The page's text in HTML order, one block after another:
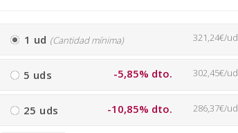
1 ud (Cantidad mínima) 321,24€/ud
5 uds -5,85% dto. 302,45€/ud
25 uds -10,85% dto. 286,37€/ud